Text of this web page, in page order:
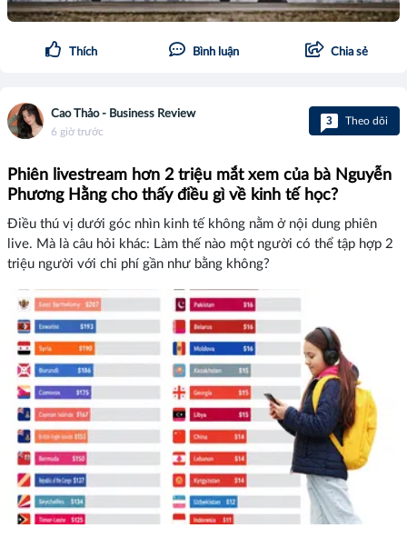
Thích Bình luận Chia sẻ
Cao Thảo - Business Review
6 giờ trước
3 Theo dõi
Phiên livestream hơn 2 triệu mắt xem của bà Nguyễn
Phương Hằng cho thấy điều gì về kinh tế học?
Điều thú vị dưới góc nhìn kinh tế không nằm ở nội dung phiên
live. Mà là câu hỏi khác: Làm thế nào một người có thể tập hợp 2
triệu người với chi phí gần như bằng không?